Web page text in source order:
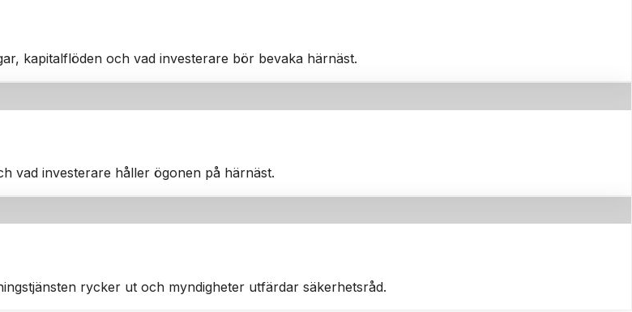
kapitalflöden och vad investerare bör bevaka härnäst.
vad investerare håller ögonen på härnäst.
rycker ut och myndigheter utfärdar säkerhetsråd.